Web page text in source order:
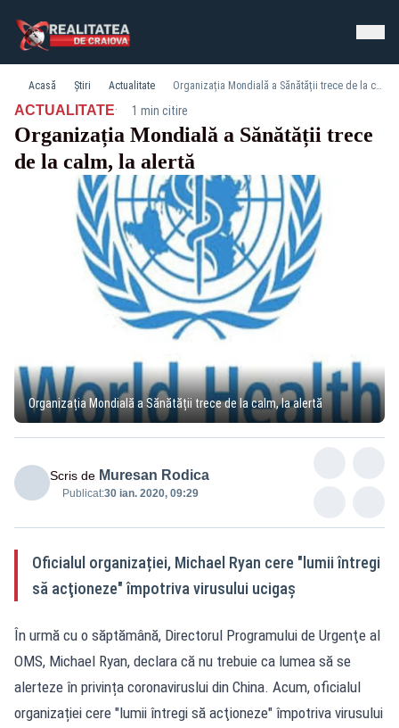
Acasă Știri Actualitate Organizația Mondială a Sănătății trece de la calm, la alertă
ACTUALITATE· 1 min citire
Organizația Mondială a Sănătății trece
de la calm, la alertă
Organizația Mondială a Sănătății trece de la calm, la alertă
Scris de Muresan Rodica
Publicat:30 ian. 2020, 09:29
Oficialul organizației, Michael Ryan cere "lumii întregi
să acţioneze" împotriva virusului ucigaș
În urmă cu o săptămână, Directorul Programului de Urgenţe al
OMS, Michael Ryan, declara că nu trebuie ca lumea să se
alerteze în privința coronaviruslui din China. Acum, oficialul
organizației cere "lumii întregi să acţioneze" împotriva virusului